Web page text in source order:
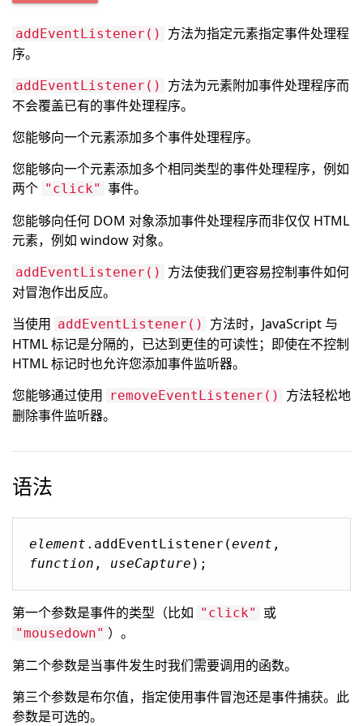
addEventListener()
方法为指定元素指定事件处理程
序。
addEventListener()
方法为元素附加事件处理程序而
不会覆盖已有的事件处理程序。
您能够向一个元素添加多个事件处理程序。
您能够向一个元素添加多个相同类型的事件处理程序，例如
两个 "click" 事件。
您能够向任何 DOM 对象添加事件处理程序而非仅仅 HTML
元素，例如 window 对象。
addEventListener()
方法使我们更容易控制事件如何
对冒泡作出反应。
当使用 addEventListener()
方法时，JavaScript 与
HTML 标记是分隔的，已达到更佳的可读性；即使在不控制
HTML 标记时也允许您添加事件监听器。
您能够通过使用 removeEventListener()
方法轻松地
删除事件监听器。
语法
element .addEventListener(event
function , useCapture );
第一个参数是事件的类型（比如 "click" 或
"mousedown" ）。
第二个参数是当事件发生时我们需要调用的函数。
第三个参数是布尔值，指定使用事件冒泡还是事件捕获。此
参数是可选的。